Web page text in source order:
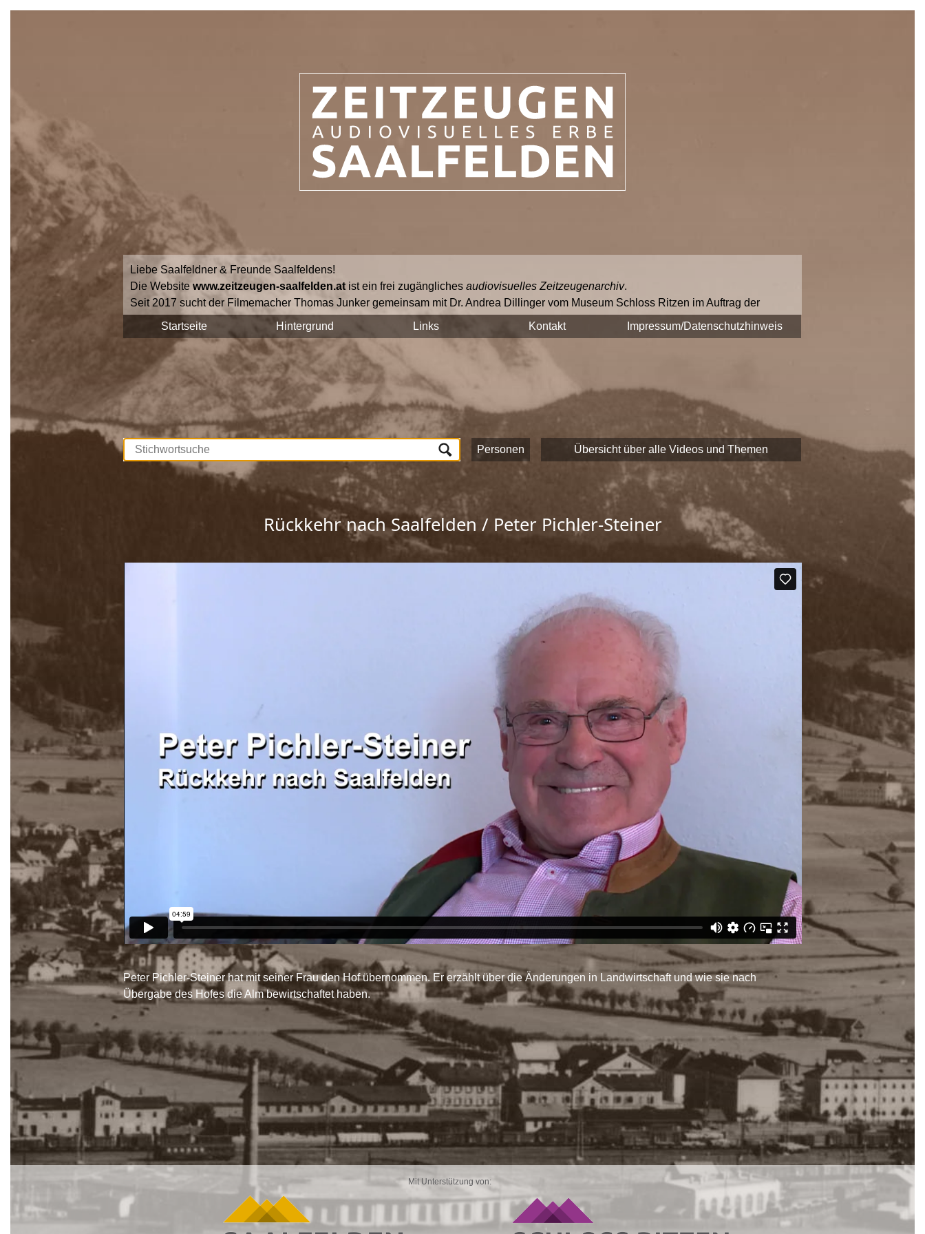
Liebe Saalfeldner & Freunde Saalfeldens!
Die Websitewww.zeitzeugen-saalfelden.at ist ein frei zugänglichesaudiovisuelles Zeitzeugenarchiv.
Seit 2017 sucht der Filmemacher Thomas Junker gemeinsam mit Dr. Andrea Dillinger vom Museum Schloss Ritzen im Auftrag der
Stadtgemeinde Saalfelden Zeitzeugen auf hält ihre Geschichten und Erinnerungen mit der Videokamera fest.
Diese Interviews werden Stück für Stück auf dieser Seite veröffentlicht und sind nach Stichworten zu Themen und Zeitzeugen
durchsuchbar.
Unterstützt werden die Dreharbeiten und das Onlineportale vom Museum Schloss Ritzen und der
Europäischen Union. Mit dieser Sammlung von Zeitzeugeninterviews wird das kulturelle und gesellschaftliche Erbe Saalfeldens
lebendig gehalten, sprich die Geschichte Saalfeldens.
Wir bedanken uns bei allen Beteiligten, die zur Umsetzung dieses Projektes beigetragen haben!
Startseite Hintergrund Links Kontakt Impressum/Datenschutzhinweis
Personen Übersicht über alle Videos und Themen
Rückkehr nach Saalfelden / Peter Pichler-Steiner
Peter Pichler-Steiner hat mit seiner Frau den Hof übernommen. Er erzählt über die Änderungen in Landwirtschaft und wie sie nach
Übergabe des Hofes die Alm bewirtschaftet haben.
Mit Unterstützung von: